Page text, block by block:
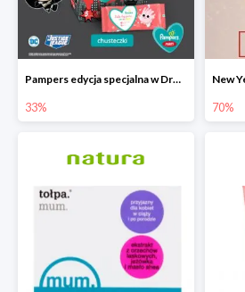
Pampers edycja specjalna w Drogerie Natura do -33%
33% 70%